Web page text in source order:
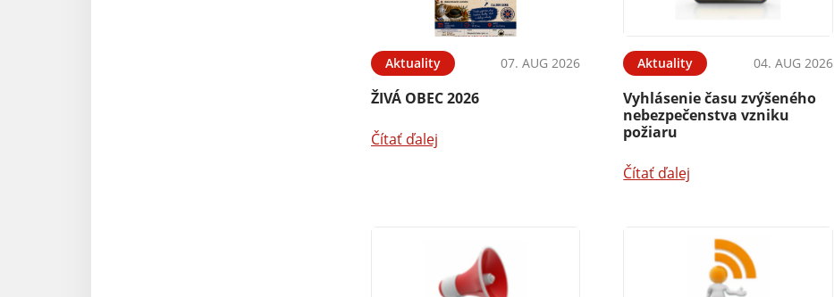
Aktuality 07. AUG 2026
ŽIVÁ OBEC 2026
Čítať ďalej
Aktuality 04. AUG 2026
Vyhlásenie času zvýšeného
nebezpečenstva vzniku
požiaru
Čítať ďalej